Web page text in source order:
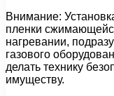
Внимание:
пленки
нагревании,
газового
делать технику
имуществу.